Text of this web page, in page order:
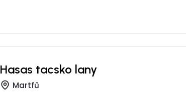
Hasas tacsko lany
Martfű